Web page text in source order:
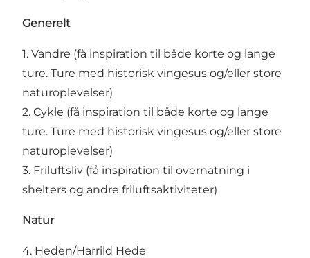
Generelt
1. Vandre (få inspiration til både korte og lange
ture. Ture med historisk vingesus og/eller store
naturoplevelser)
2. Cykle (få inspiration til både korte og lange
ture. Ture med historisk vingesus og/eller store
naturoplevelser)
3. Friluftsliv (få inspiration til overnatning i
shelters og andre friluftsaktiviteter)
Natur
4. Heden/Harrild Hede